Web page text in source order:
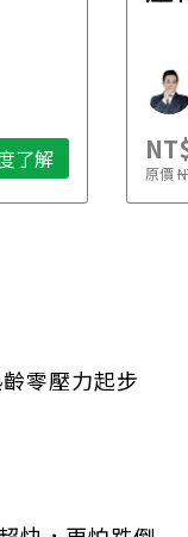
了解 原價
零壓力起步